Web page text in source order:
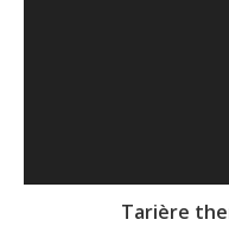
Tarière